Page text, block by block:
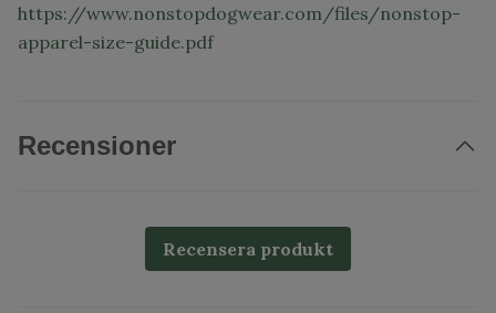
https://www.nonstopdogwear.com/files/nonstop-
apparel-size-guide.pdf
Recensioner
Recensera produkt